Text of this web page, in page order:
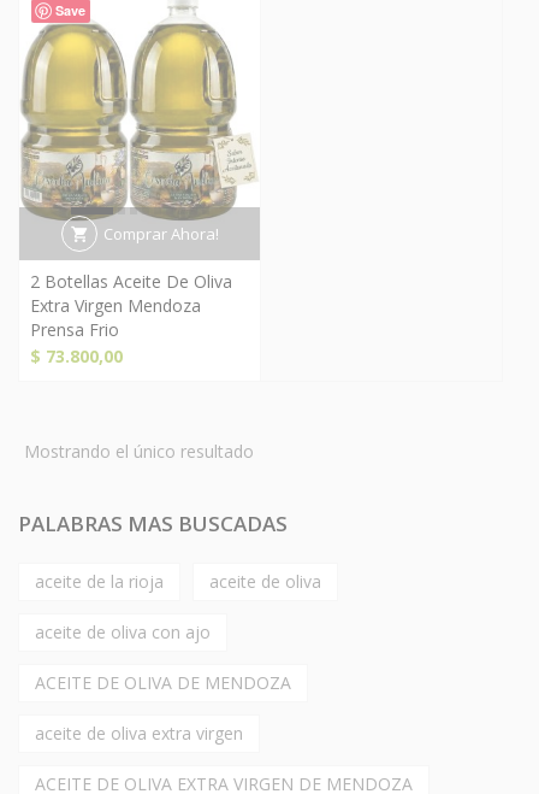
Save
Comprar Ahora!
2 Botellas Aceite De Oliva
Extra Virgen Mendoza
Prensa Frio
$ 73.800,00
Mostrando el único resultado
PALABRAS MAS BUSCADAS
aceite de la rioja aceite de oliva
aceite de oliva con ajo
ACEITE DE OLIVA DE MENDOZA
aceite de oliva extra virgen
ACEITE DE OLIVA EXTRA VIRGEN DE MENDOZA